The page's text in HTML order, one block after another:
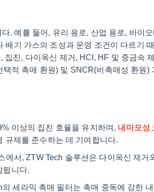
. 예를 들어, 유리 용로, 산업 용로, 바이
배기 가스의 조성과 운영 조건이 다르기
진, 다이옥신 제거, HCl, HF 및 중금속
적 촉매 환원) 및 SNCR(비촉매성 환원)
이상의 집진 효율을 유지하며, 내마모성
규제를 준수하는 데 기여합니다.
서, ZTW Tech 솔루션은 다이옥신 제거
됩니다.
세라믹 촉매 필터는 촉매 중독에 강한 내